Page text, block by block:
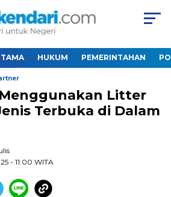
HUKUM PEMERINTAHAN
Litter
Terbuka di Dalam
- 11:00 WITA